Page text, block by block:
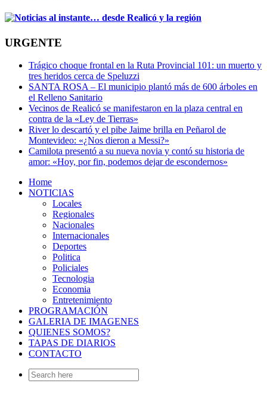
URGENTE
Trágico choque frontal en la Ruta Provincial 101: un muerto y
tres heridos cerca de Speluzzi
SANTA ROSA – El municipio plantó más de 600 árboles en
el Relleno Sanitario
Vecinos de Realicó se manifestaron en la plaza central en
contra de la «Ley de Tierras»
River lo descartó y el pibe Jaime brilla en Peñarol de
Montevideo: «¿Nos dieron a Messi?»
Camilota presentó a su nueva novia y contó su historia de
amor: «Hoy, por fin, podemos dejar de escondernos»
Home
NOTICIAS
Locales
Regionales
Nacionales
Internacionales
Deportes
Politica
Policiales
Tecnologia
Economia
Entretenimiento
PROGRAMACIÓN
GALERIA DE IMAGENES
QUIENES SOMOS?
TAPAS DE DIARIOS
CONTACTO
Search
for: